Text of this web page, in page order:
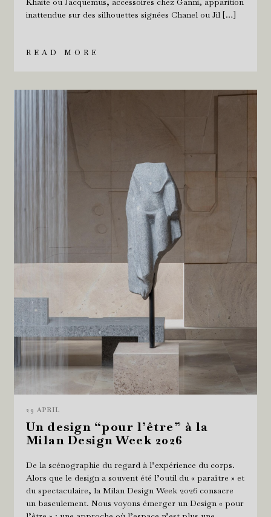
inattendue sur des silhouettes signées Chanel ou Jil […]
READ MORE
29 APRIL
Un design “pour l’être” à la
Milan Design Week 2026
De la scénographie du regard à l’expérience du corps.
Alors que le design a souvent été l’outil du « paraître » et
du spectaculaire, la Milan Design Week 2026 consacre
un basculement. Nous voyons émerger un Design « pour